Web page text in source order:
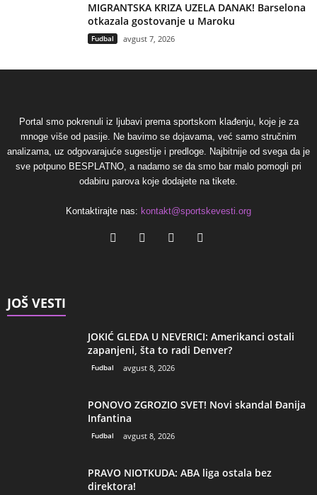
MIGRANTSKA KRIZA UZELA DANAK! Barselona
otkazala gostovanje u Maroku
Fudbal avgust 7, 2026
Portal smo pokrenuli iz ljubavi prema sportskom klađenju, koje je za
mnoge više od pasije. Ne bavimo se dojavama, već samo stručnim
analizama, uz odgovarajuće sugestije i predloge. Najbitnije od svega da je
sve potpuno BESPLATNO, a nadamo se da smo bar malo pomogli pri
odabiru parova koje dodajete na tikete.
Kontaktirajte nas: kontakt@sportskevesti.org
JOŠ VESTI
JOKIĆ GLEDA U NEVERICI: Amerikanci ostali
zapanjeni, šta to radi Denver?
Fudbal avgust 8, 2026
PONOVO ZGROZIO SVET! Novi skandal Đanija
Infantina
Fudbal avgust 8, 2026
PRAVO NIOTKUDA: ABA liga ostala bez
direktora!